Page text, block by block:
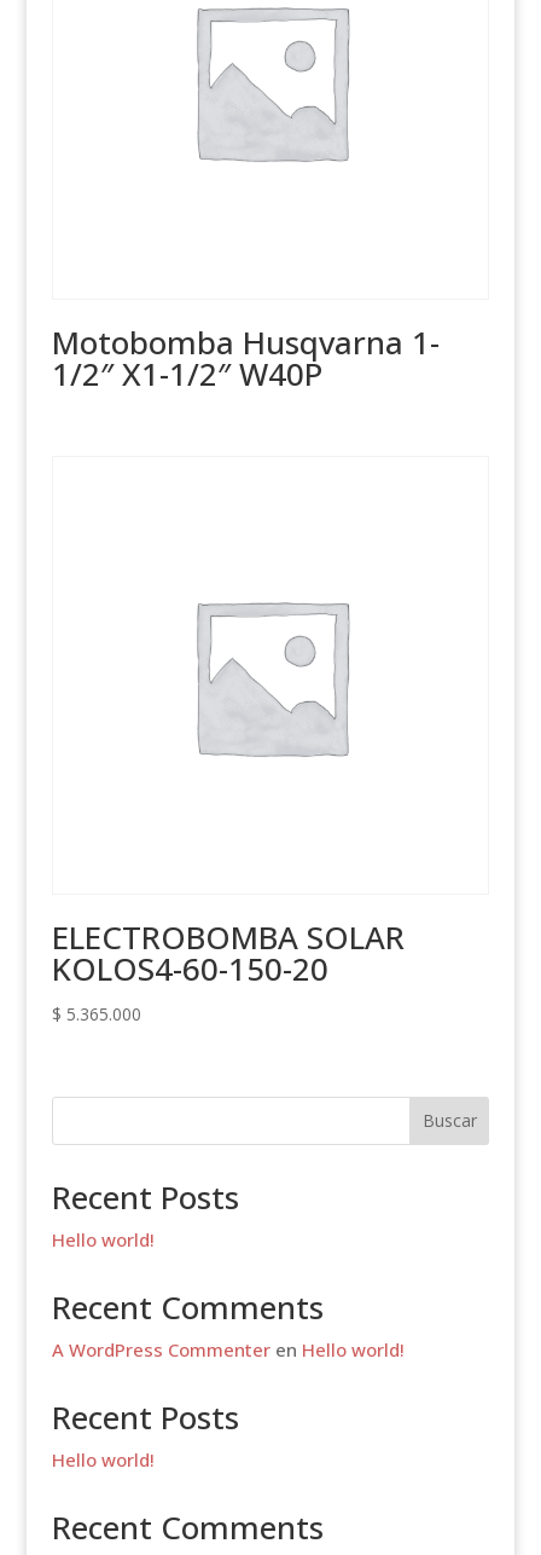
Motobomba Husqvarna 1-
1/2″ X1-1/2″ W40P
ELECTROBOMBA SOLAR
KOLOS4-60-150-20
$ 5.365.000
Buscar
Recent Posts
Hello world!
Recent Comments
A WordPress Commenteren Hello world!
Recent Posts
Hello world!
Recent Comments